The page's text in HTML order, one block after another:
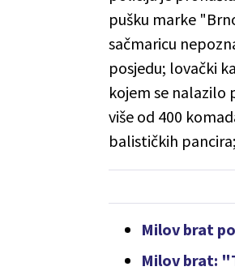
pušku marke
sačmaricu
posjedu; lovački
kojem se nalazilo
više od 400
balističkih
Milov brat
Milov brat: